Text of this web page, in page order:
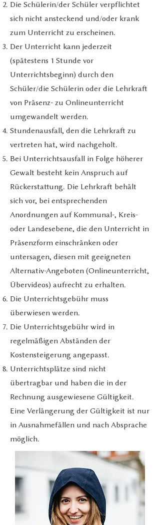
Die Schülerin/der Schüler verpflichtet
sich nicht ansteckend und/oder krank
zum Unterricht zu erscheinen.
Der Unterricht kann jederzeit
(spätestens 1 Stunde vor
Unterrichtsbeginn) durch den
Schüler/die Schülerin oder die Lehrkraft
von Präsenz- zu Onlineunterricht
umgewandelt werden.
Stundenausfall, den die Lehrkraft zu
vertreten hat, wird nachgeholt.
Bei Unterrichtsausfall in Folge höherer
Gewalt besteht kein Anspruch auf
Rückerstattung. Die Lehrkraft behält
sich vor, bei entsprechenden
Anordnungen auf Kommunal-, Kreis-
oder Landesebene, die den Unterricht in
Präsenzform einschränken oder
untersagen, diesen mit geeigneten
Alternativ-Angeboten (Onlineunterricht,
Übervideos) aufrecht zu erhalten.
Die Unterrichtsgebühr muss
überwiesen werden.
Die Unterrichtsgebühr wird in
regelmäßigen Abständen der
Kostensteigerung angepasst.
Unterrichtsplätze sind nicht
übertragbar und haben die in der
Rechnung ausgewiesene Gültigkeit.
Eine Verlängerung der Gültigkeit ist nur
in Ausnahmefällen und nach Absprache
möglich.